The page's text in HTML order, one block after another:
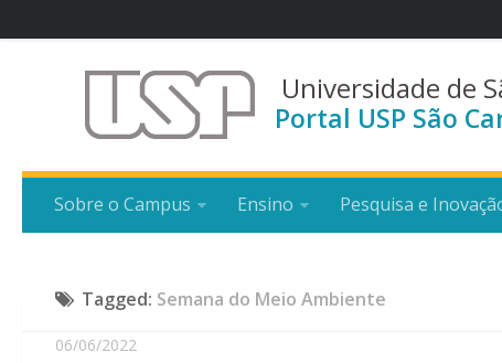
Universidade de
Portal USP São
Sobre o Campus Ensino Pesquisa e
Tagged: Semana do Meio Ambiente
06/06/2022